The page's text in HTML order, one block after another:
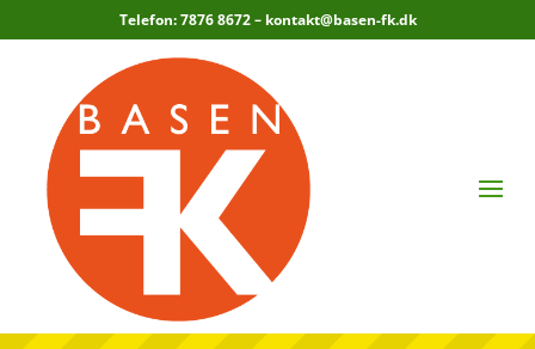
Telefon: 7876 8672 – kontakt@basen-fk.dk